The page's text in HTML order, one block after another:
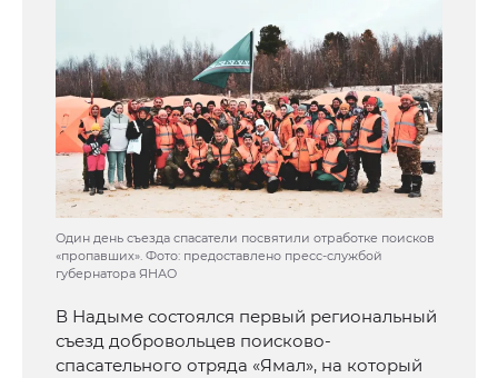
Один день съезда спасатели посвятили отработке поисков
«пропавших». Фото: предоставлено пресс-службой
губернатора ЯНАО
В Надыме состоялся первый региональный
съезд добровольцев поисково-
спасательного отряда «Ямал», на который